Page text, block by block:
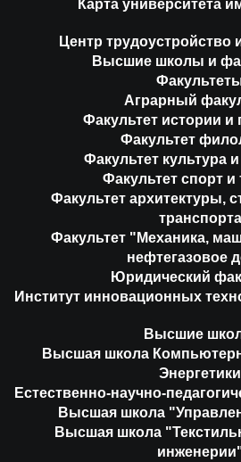
Карта университета
Центр трудоустройство
Высшие школы и
Аграрный
Факультет истории и
Факультет
Факультет культура
Факультет спорт и
Факультет архитектуры,
транспорта
Факультет "Механика,
нефтегазовое
Юридический
Институт инновационных
Высшие
Высшая школа
Энергетики
Естественно-научно-
Высшая школа
Высшая школа